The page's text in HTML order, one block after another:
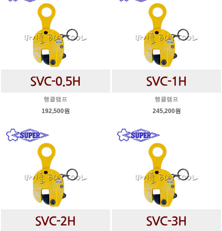
행클램프
192,500원
행클램프
245,200원